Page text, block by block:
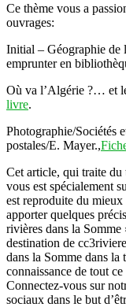
Ce thème vous a
ouvrages:
Initial – Géographie de
emprunter en
Où va l’Algérie ?… et
livre.
Photographie/Sociétés
postales/E. Mayer.,
Cet article, qui traite du
vous est spécialement
est reproduite du
apporter quelques
rivières dans la
destination de
dans la Somme dans la
connaissance de tout
Connectez-vous sur
sociaux dans le but